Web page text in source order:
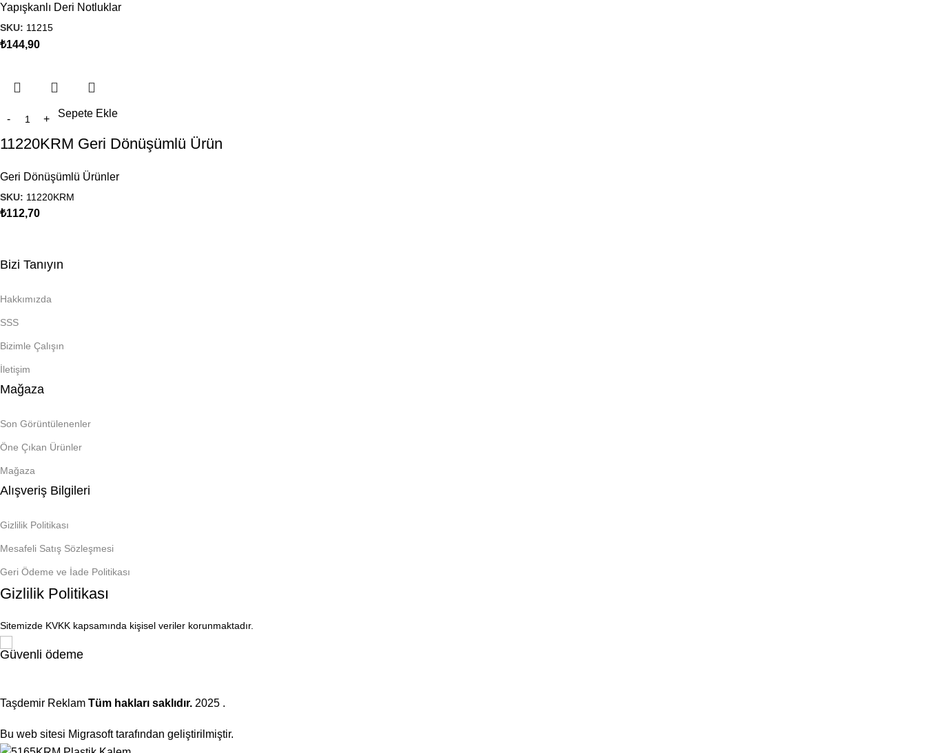
Yapışkanlı Deri Notluklar
SKU: 11215
₺144,90
Sepete Ekle
11220KRM Geri Dönüşümlü Ürün
Geri Dönüşümlü Ürünler
SKU: 11220KRM
₺112,70
Bizi Tanıyın
Hakkımızda
SSS
Bizimle Çalışın
İletişim
Mağaza
Son Görüntülenenler
Öne Çıkan Ürünler
Mağaza
Alışveriş Bilgileri
Gizlilik Politikası
Mesafeli Satış Sözleşmesi
Geri Ödeme ve İade Politikası
Gizlilik Politikası
Sitemizde KVKK kapsamında kişisel veriler korunmaktadır.
Güvenli ödeme
Taşdemir Reklam Tüm hakları saklıdır. 2025 .
Bu web sitesi Migrasoft tarafından geliştirilmiştir.